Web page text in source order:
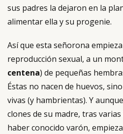
sus padres la dejaron en la
alimentar ella y su progenie.
Así que esta señorona
reproducción sexual, a un
centena) de pequeñas
Éstas no nacen de huevos,
vivas (y hambrientas). Y
clones de su madre, tras
haber conocido varón,